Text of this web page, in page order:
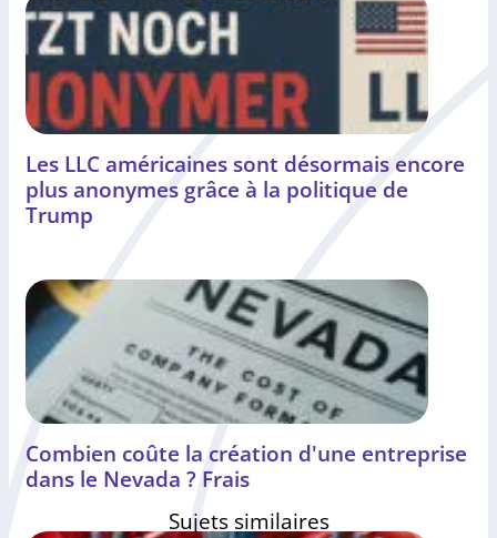
Les LLC américaines sont désormais encore
plus anonymes grâce à la politique de
Trump
Combien coûte la création d'une entreprise
dans le Nevada ? Frais
Sujets similaires